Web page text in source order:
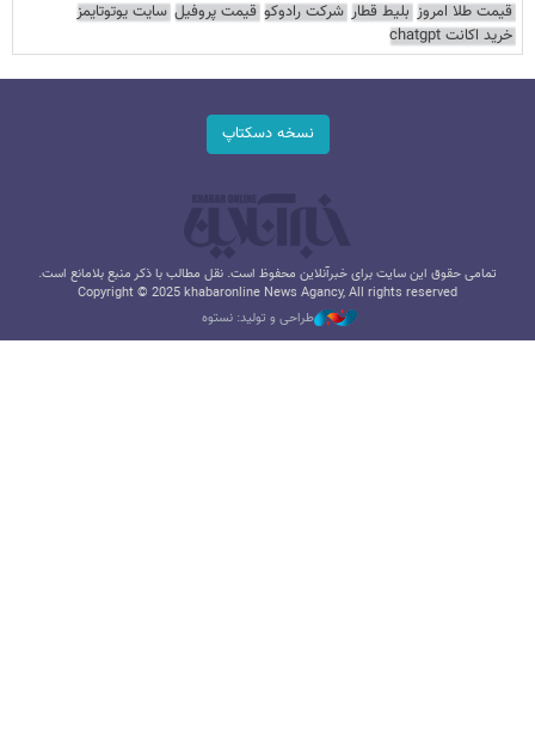
قیمت طلا امروز بلیط قطار شرکت رادوکو قیمت پروفیل سایت یوتوتایمز
خرید اکانت chatgpt
نسخه دسکتاپ
تمامی حقوق این سایت برای خبرآنلاین محفوظ است. نقل مطالب با ذکر منبع بلامانع است.
Copyright © 2025 khabaronline News Agancy, All rights reserved
طراحی و تولید: نستوه